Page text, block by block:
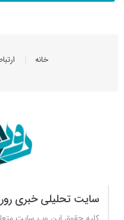
خانه
سایت تحلیلی خبری